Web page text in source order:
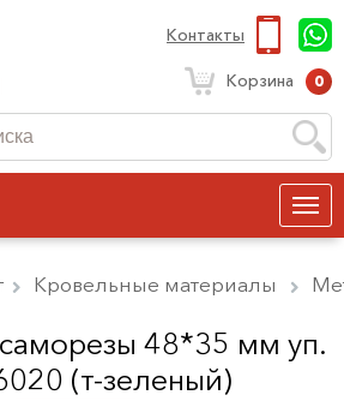
Контакты
Корзина 0
Кровельные материалы
48*35 мм уп.
(т-зеленый)